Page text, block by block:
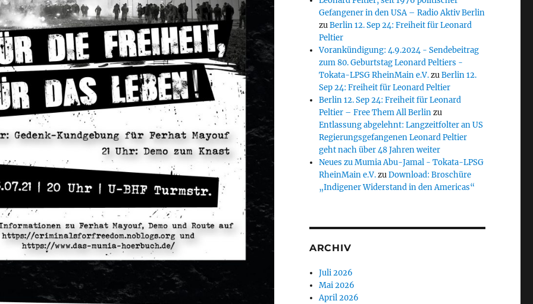
Gefangener in den USA – Radio Aktiv Berlin
zuBerlin 12. Sep 24: Freiheit für Leonard
Peltier
Vorankündigung: 4.9.2024 - Sendebeitrag
zum 80. Geburtstag Leonard Peltiers -
Tokata-LPSG RheinMain e.V.zuBerlin 12.
Sep 24: Freiheit für Leonard Peltier
Berlin 12. Sep 24: Freiheit für Leonard
Peltier – Free Them All Berlinzu
Entlassung abgelehnt: Langzeitfolter an US
Regierungsgefangenen Leonard Peltier
geht nach über 48 Jahren weiter
Neues zu Mumia Abu-Jamal - Tokata-LPSG
RheinMain e.V.zuDownload: Broschüre
„Indigener Widerstand in den Americas“
ARCHIV
Juli 2026
Mai 2026
April 2026